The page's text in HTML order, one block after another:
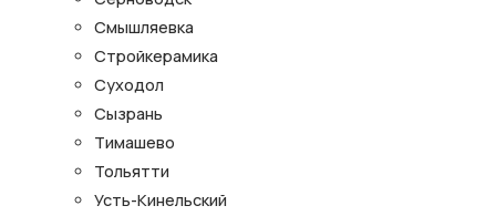
Смышляевка
Стройкерамика
Суходол
Сызрань
Тимашево
Тольятти
Усть-Кинельский